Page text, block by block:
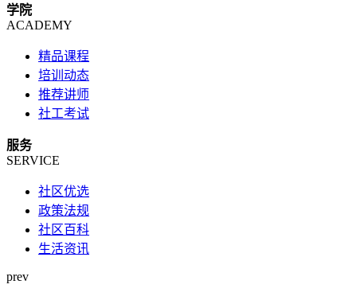
学院
ACADEMY
精品课程
培训动态
推荐讲师
社工考试
服务
SERVICE
社区优选
政策法规
社区百科
生活资讯
prev